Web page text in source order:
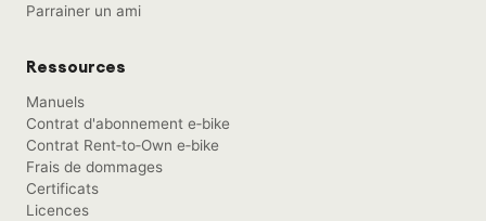
Parrainer un ami
Ressources
Manuels
Contrat d'abonnement e‑bike
Contrat Rent‑to‑Own e‑bike
Frais de dommages
Certificats
Licences